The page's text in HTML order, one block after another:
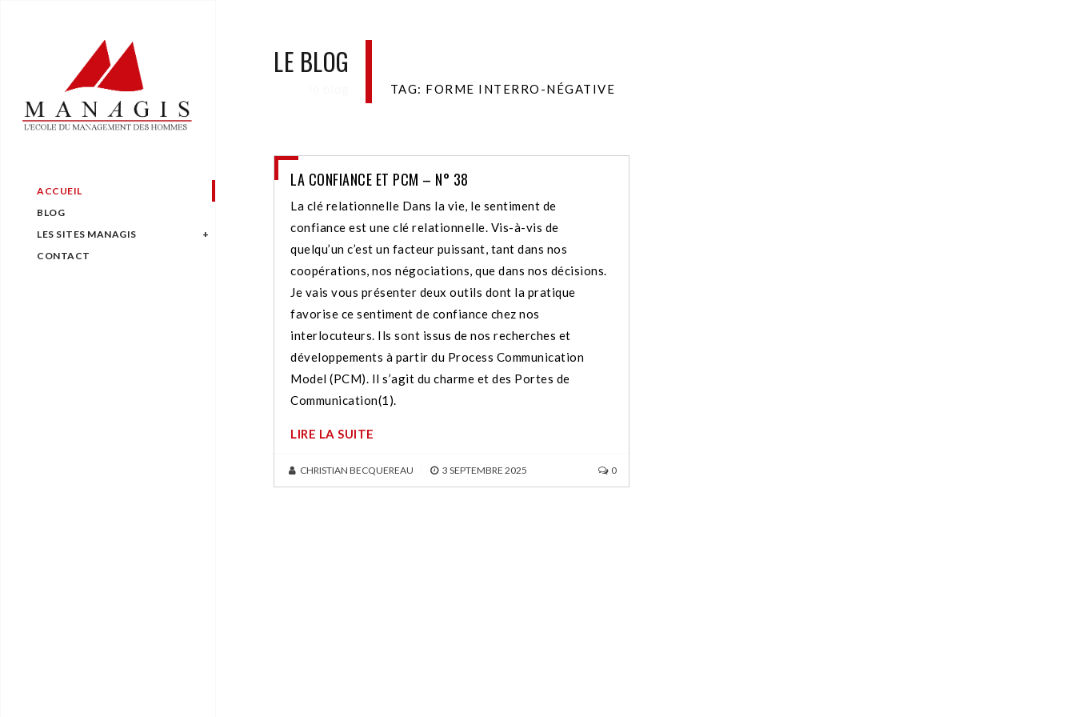
ACCUEIL
BLOG
LES SITES MANAGIS
CONTACT
LE BLOG
TAG: FORME INTERRO-NÉGATIVE
LA CONFIANCE ET PCM – N° 38
La clé relationnelle Dans la vie, le sentiment de
confiance est une clé relationnelle. Vis-à-vis de
quelqu’un c’est un facteur puissant, tant dans nos
coopérations, nos négociations, que dans nos décisions.
Je vais vous présenter deux outils dont la pratique
favorise ce sentiment de confiance chez nos
interlocuteurs. Ils sont issus de nos recherches et
développements à partir du Process Communication
Model (PCM). Il s’agit du charme et des Portes de
Communication(1).
LIRE LA SUITE
CHRISTIAN BECQUEREAU 3 SEPTEMBRE 2025 0